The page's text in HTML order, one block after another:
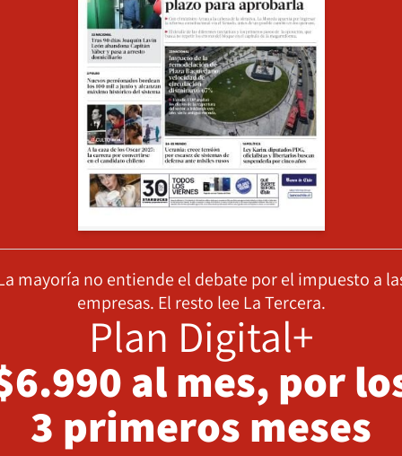
mayoría no entiende el debate por el impuesto a
empresas. El resto lee La Tercera.
Plan Digital+
al mes, por
3 primeros meses